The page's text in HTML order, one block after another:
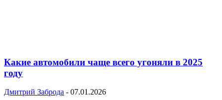
Какие автомобили чаще всего угоняли в 2025
году
Дмитрий Заброда - 07.01.2026